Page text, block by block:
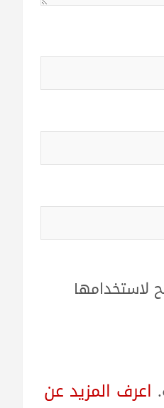
لاستخدامها
اعرف المزيد عن